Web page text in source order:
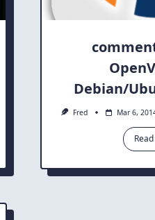
Debian/
Fred Mar 6,